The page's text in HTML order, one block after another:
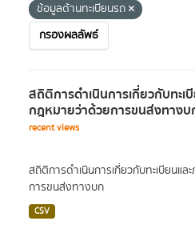
ข้อมูลด้านทะเบียนรถ
กรองผลลัพธ์
สถิติการดำเนินการเกี่ยวกับทะเ
กฎหมายว่าด้วยการขนส่งทางบ
recent views
สถิติการดำเนินการเกี่ยวกับทะเบียนแ
การขนส่งทางบก
CSV